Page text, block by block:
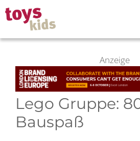
Zum
Inhalt
springen
Anzeige
Lego Gruppe:
Bauspaß